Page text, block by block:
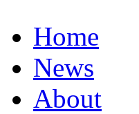
Home
News
About